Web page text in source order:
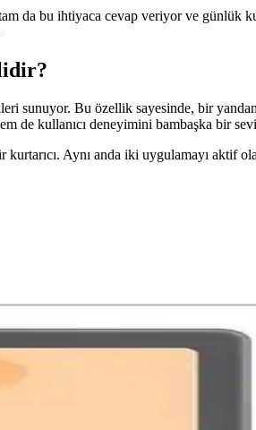
da bu ihtiyaca cevap veriyor ve günlük
sunuyor. Bu özellik sayesinde, bir
de kullanıcı deneyimini bambaşka bir
Aynı anda iki uygulamayı aktif
Etkileri
kontrolünü azaltırken, alternatif